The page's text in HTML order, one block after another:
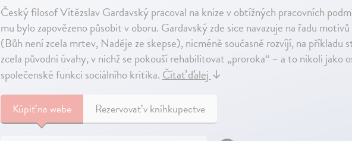
Český filosof Vítězslav Gardavský pracoval na knize v obtížných pracovních
mu bylo zapovězeno působit v oboru. Gardavský zde sice navazuje na řadu
(Bůh není zcela mrtev, Naděje ze skepse), nicméně současně rozvíjí, na příkladu
zcela původní úvahy, v nichž se pokouší rehabilitovat „proroka“ – a to nikoli jako
společenské funkci sociálního kritika.Čítať ďalej↓
Kúpiťna webe Rezervovať v kníhkupectve